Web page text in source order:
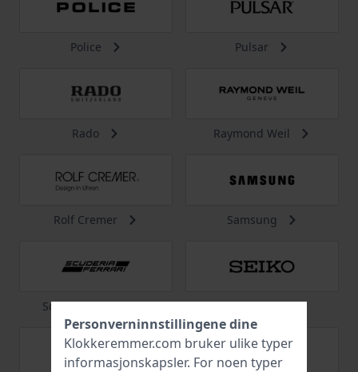
Police Pulsar
Rado Raymond Weil
Rolf Cremer Samsung
Scuderia Ferrari Seiko
Personverninnstillingene dine
Klokkeremmer.com bruker ulike typer
informasjonskapsler. For noen typer